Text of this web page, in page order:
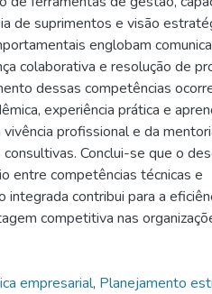
de suprimentos e visão
englobam
colaborativa e resolução de
dessas competências
experiência prática e
profissional e da
Conclui-se que o
entre competências técnicas e
integrada contribui para a
competitiva nas
empresarial, Planejamento